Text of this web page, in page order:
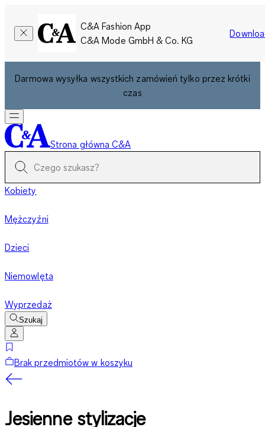
C&A Fashion App
C&A Mode GmbH & Co. KG
Darmowa wysyłka wszystkich zamówień tylko przez krótki
czas
Strona główna C&A
Kobiety
Mężczyźni
Dzieci
Niemowlęta
Wyprzedaż
Szukaj
Brak przedmiotów w koszyku
Jesienne stylizacje